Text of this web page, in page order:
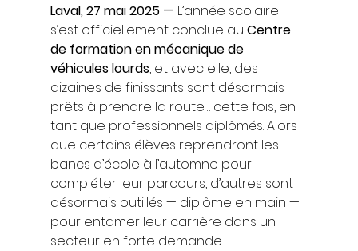
Laval, 27 mai 2025 — L’année scolaire
s’est officiellement conclue au Centre
de formation en mécanique de
véhicules lourds, et avec elle, des
dizaines de finissants sont désormais
prêts à prendre la route… cette fois, en
tant que professionnels diplômés. Alors
que certains élèves reprendront les
bancs d’école à l’automne pour
compléter leur parcours, d’autres sont
désormais outillés — diplôme en main —
pour entamer leur carrière dans un
secteur en forte demande.